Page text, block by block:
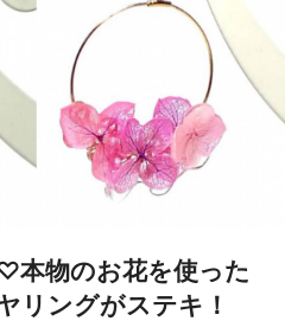
本物のお花を使った
リングがステキ！